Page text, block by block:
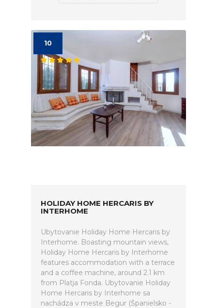
10
HOLIDAY HOME HERCARIS BY
INTERHOME
Ubytovanie Holiday Home Hercaris by
Interhome. Boasting mountain views,
Holiday Home Hercaris by Interhome
features accommodation with a terrace
and a coffee machine, around 2.1 km
from Platja Fonda. Ubytovanie Holiday
Home Hercaris by Interhome sa
nachádza v meste Begur (Španielsko -